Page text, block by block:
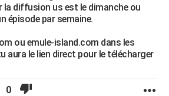
la diffusion us est le dimanche ou
épisode par semaine.
ou emule-island.com dans les
aura le lien direct pour le télécharger
0